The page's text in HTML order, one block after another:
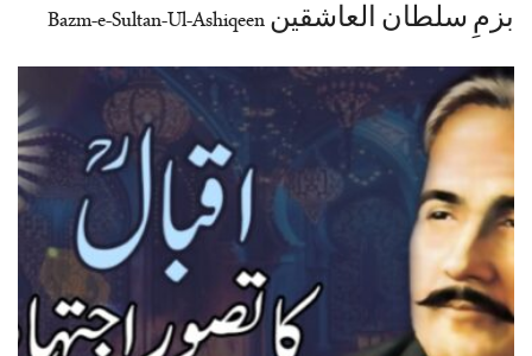
بزمِ سلطان العاشقین Bazm-e-Sultan-Ul-Ashiqeen